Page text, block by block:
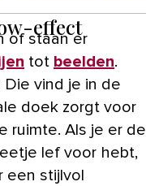
effect
of staan er
tot beelden.
vind je in de
doek zorgt voor
ruimte. Als je er de
lef voor hebt,
een stijlvol